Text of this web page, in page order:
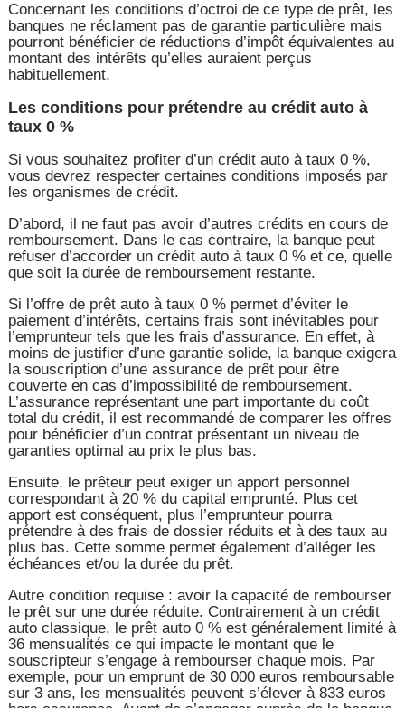
Concernant les conditions d’octroi de ce type de prêt, les
banques ne réclament pas de garantie particulière mais
pourront bénéficier de réductions d’impôt équivalentes au
montant des intérêts qu’elles auraient perçus
habituellement.
Les conditions pour prétendre au crédit auto à
taux 0 %
Si vous souhaitez profiter d’un crédit auto à taux 0 %,
vous devrez respecter certaines conditions imposés par
les organismes de crédit.
D’abord, il ne faut pas avoir d’autres crédits en cours de
remboursement. Dans le cas contraire, la banque peut
refuser d’accorder un crédit auto à taux 0 % et ce, quelle
que soit la durée de remboursement restante.
Si l’offre de prêt auto à taux 0 % permet d’éviter le
paiement d’intérêts, certains frais sont inévitables pour
l’emprunteur tels que les frais d’assurance. En effet, à
moins de justifier d’une garantie solide, la banque exigera
la souscription d’une assurance de prêt pour être
couverte en cas d’impossibilité de remboursement.
L’assurance représentant une part importante du coût
total du crédit, il est recommandé de comparer les offres
pour bénéficier d’un contrat présentant un niveau de
garanties optimal au prix le plus bas.
Ensuite, le prêteur peut exiger un apport personnel
correspondant à 20 % du capital emprunté. Plus cet
apport est conséquent, plus l’emprunteur pourra
prétendre à des frais de dossier réduits et à des taux au
plus bas. Cette somme permet également d’alléger les
échéances et/ou la durée du prêt.
Autre condition requise : avoir la capacité de rembourser
le prêt sur une durée réduite. Contrairement à un crédit
auto classique, le prêt auto 0 % est généralement limité à
36 mensualités ce qui impacte le montant que le
souscripteur s’engage à rembourser chaque mois. Par
exemple, pour un emprunt de 30 000 euros remboursable
sur 3 ans, les mensualités peuvent s’élever à 833 euros